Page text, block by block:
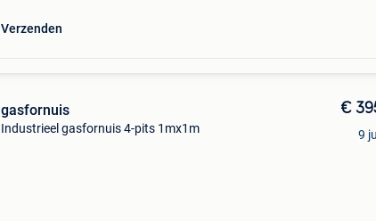
Verzenden
gasfornuis
Industrieel gasfornuis 4-pits 1mx1m
€
9